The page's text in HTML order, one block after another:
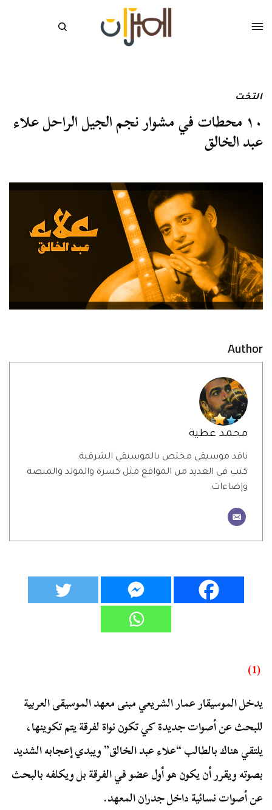
التخت
١٠ محطات في مشوار نجم الجيل الراحل علاء
عبد الخالق
Author
محمد عطية
ناقد موسيقي مختص بالموسيقي الشرقية.
كتب في العديد من المواقع مثل كسرة والمولد والمنصة
وإضاءات
(1)
يدخل الموسيقار عمار الشريعي مبنى معهد الموسيقى العربية
للبحث عن أصوات جديدة كي تكون نواة لفرقة يتم تكوينها،
يلتقي هناك بالطالب “علاء عبد الخالق” ويبدي إعجابه الشديد
بصوته ويقرر أن يكون هو أول عضو في الفرقة بل ويكلفه بالبحث
عن أصوات نسائية داخل جدران المعهد.